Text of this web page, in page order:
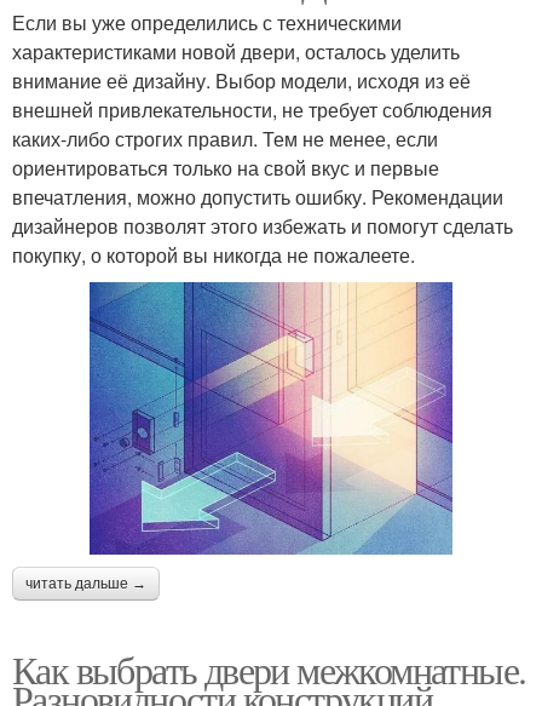
Если вы уже определились с техническими
характеристиками новой двери, осталось уделить
внимание её дизайну. Выбор модели, исходя из её
внешней привлекательности, не требует соблюдения
каких-либо строгих правил. Тем не менее, если
ориентироваться только на свой вкус и первые
впечатления, можно допустить ошибку. Рекомендации
дизайнеров позволят этого избежать и помогут сделать
покупку, о которой вы никогда не пожалеете.
читать дальше →
Как выбрать двери межкомнатные.